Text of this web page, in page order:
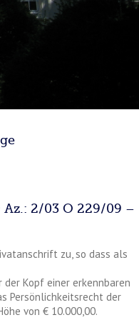
Az.: 2/03 O 229/09 –
zu, so dass als
Kopf einer erkennbaren
Persönlichkeitsrecht der
von € 10.000,00.